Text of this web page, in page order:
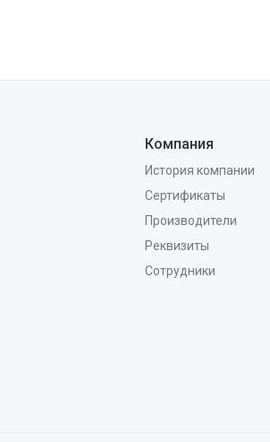
Компания
История компании
Сертификаты
Производители
Реквизиты
Сотрудники